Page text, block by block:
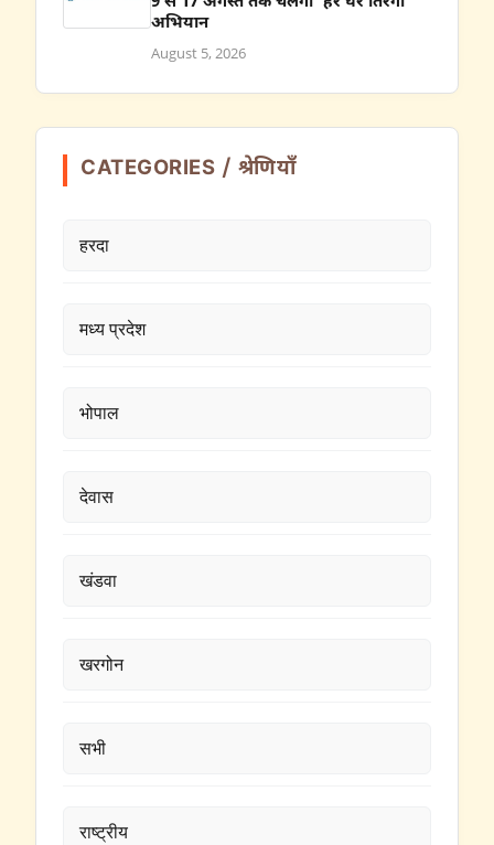
अभियान
August 5, 2026
CATEGORIES / श्रेणियाँ
हरदा
मध्य प्रदेश
भोपाल
देवास
खंडवा
खरगोन
सभी
राष्ट्रीय